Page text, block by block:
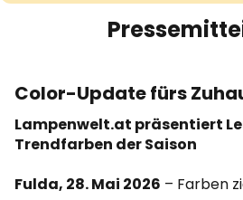
Color-Update fürs
Lampenwelt.at präsentiert
Trendfarben der Saison
Fulda, 28. Mai 2026 – Farben